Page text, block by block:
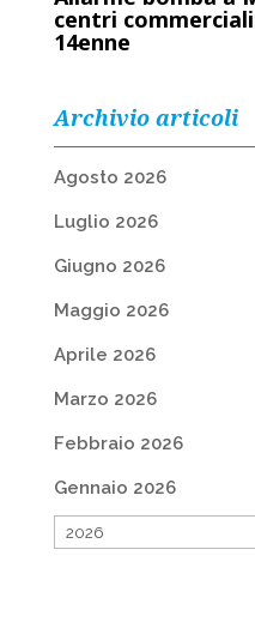
centri
14enne
Archivio articoli
Agosto 2026
Luglio 2026
Giugno 2026
Maggio 2026
Aprile 2026
Marzo 2026
Febbraio 2026
Gennaio 2026